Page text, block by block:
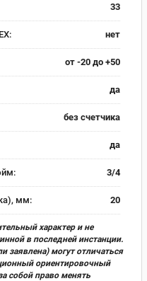
33
нет
от -20 до +50
да
без счетчика
да
3/4
мм: 20
характер и не
в последней инстанции.
заявлена) могут отличаться
ориентировочный
собой право менять